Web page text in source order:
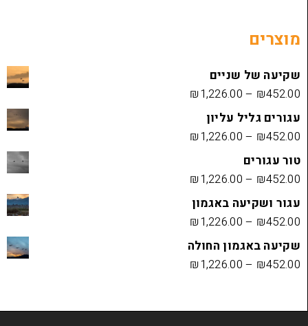
₪1,226.00
עליון
₪1,226.00
₪1,226.00
באגמון
₪1,226.00
החולה
₪1,226.00